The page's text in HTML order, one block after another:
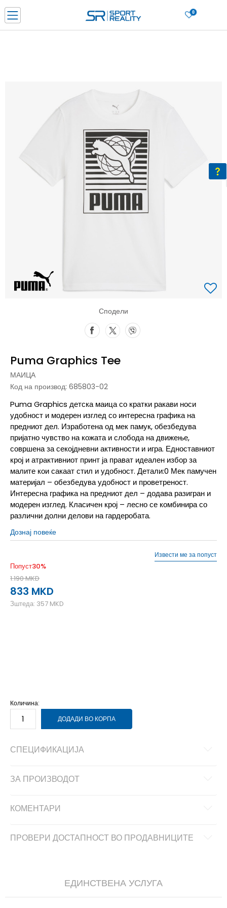
0
Ценовник
ДОЗНАЈ ПОВЕЌЕ
Сподели
Puma Graphics Tee
МАИЦА
Код на производ: 685803-02
Puma Graphics детска маица со кратки ракави носи
удобност и модерен изглед со интересна графика на
предниот дел. Изработена од мек памук, обезбедува
пријатно чувство на кожата и слобода на движење,
совршена за секојдневни активности и игра. Едноставниот
крој и атрактивниот принт ја прават идеален избор за
малите кои сакаат стил и удобност. Детали:0 Мек памучен
материјал – обезбедува удобност и проветреност.
Интересна графика на предниот дел – додава разигран и
модерен изглед. Класичен крој – лесно се комбинира со
различни долни делови на гардеробата.
Дознај повеќе
Попуст30%
1.190MKD
833 MKD
Зштеда: 357 MKD
Извести ме за попуст
Количина:
ДОДАДИ ВО КОРПА
СПЕЦИФИКАЦИЈА
ЗА ПРОИЗВОДОТ
КОМЕНТАРИ
ПРОВЕРИ ДОСТАПНОСТ ВО ПРОДАВНИЦИТЕ
ЕДИНСТВЕНА УСЛУГА